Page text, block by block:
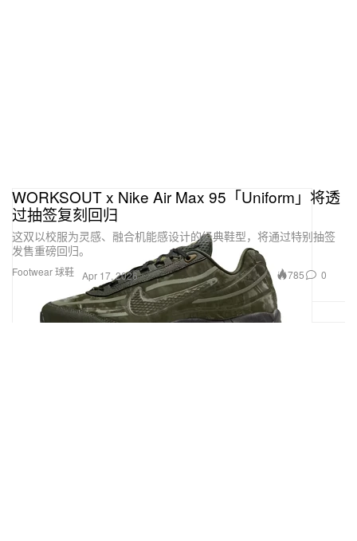
Footwear 球鞋
WORKSOUT x Nike Air Max 95「Uniform」将透
过抽签复刻回归
这双以校服为灵感、融合机能感设计的经典鞋型，将通过特别抽签
发售重磅回归。
Apr 17, 2026 785 0